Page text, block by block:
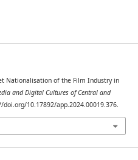
Nationalisation of the Film Industry in
and Digital Cultures of Central and
10.17892/app.2024.00019.376.